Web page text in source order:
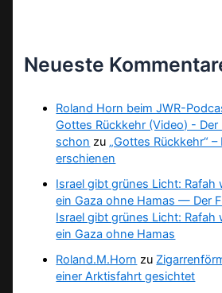
Neueste
Roland Horn beim JWR-
Gottes Rückkehr (Video) -
schon zu „Gottes Rückkehr“
erschienen
Israel gibt grünes Licht: Rafah
ein Gaza ohne Hamas — Der
Israel gibt grünes Licht: Rafah
ein Gaza ohne Hamas
Roland.M.Horn zu
einer Arktisfahrt gesichtet